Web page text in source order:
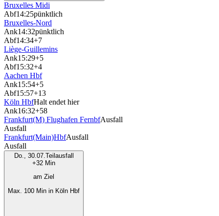
Bruxelles Midi
Abf14:25pünktlich
Bruxelles-Nord
Ank14:32pünktlich
Abf14:34+7
Liège-Guillemins
Ank15:29+5
Abf15:32+4
Aachen Hbf
Ank15:54+5
Abf15:57+13
Köln HbfHalt endet hier
Ank16:32+58
Frankfurt(M) Flughafen FernbfAusfall
Ausfall
Frankfurt(Main)HbfAusfall
Ausfall
Do., 30.07. Teilausfall
+32 Min
am Ziel
Max. 100 Min in Köln Hbf